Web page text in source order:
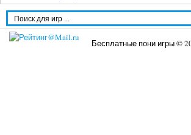
Бесплатные пони игры ©